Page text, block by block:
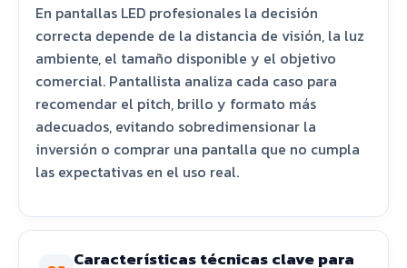
En pantallas LED profesionales la decisión
correcta depende de la distancia de visión, la luz
ambiente, el tamaño disponible y el objetivo
comercial. Pantallista analiza cada caso para
recomendar el pitch, brillo y formato más
adecuados, evitando sobredimensionar la
inversión o comprar una pantalla que no cumpla
las expectativas en el uso real.
Características técnicas clave para